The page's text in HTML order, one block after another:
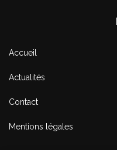
Accueil
Actualités
Contact
Mentions légales